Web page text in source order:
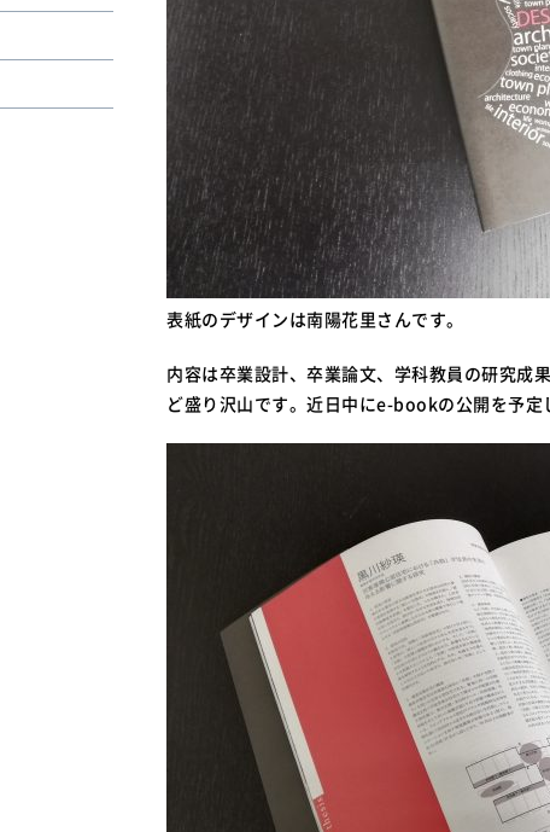
表紙のデザインは南陽花里さんです。
内容は卒業設計、卒業論文、学科教員の研究成
ど盛り沢山です。近日中にe-bookの公開を予定